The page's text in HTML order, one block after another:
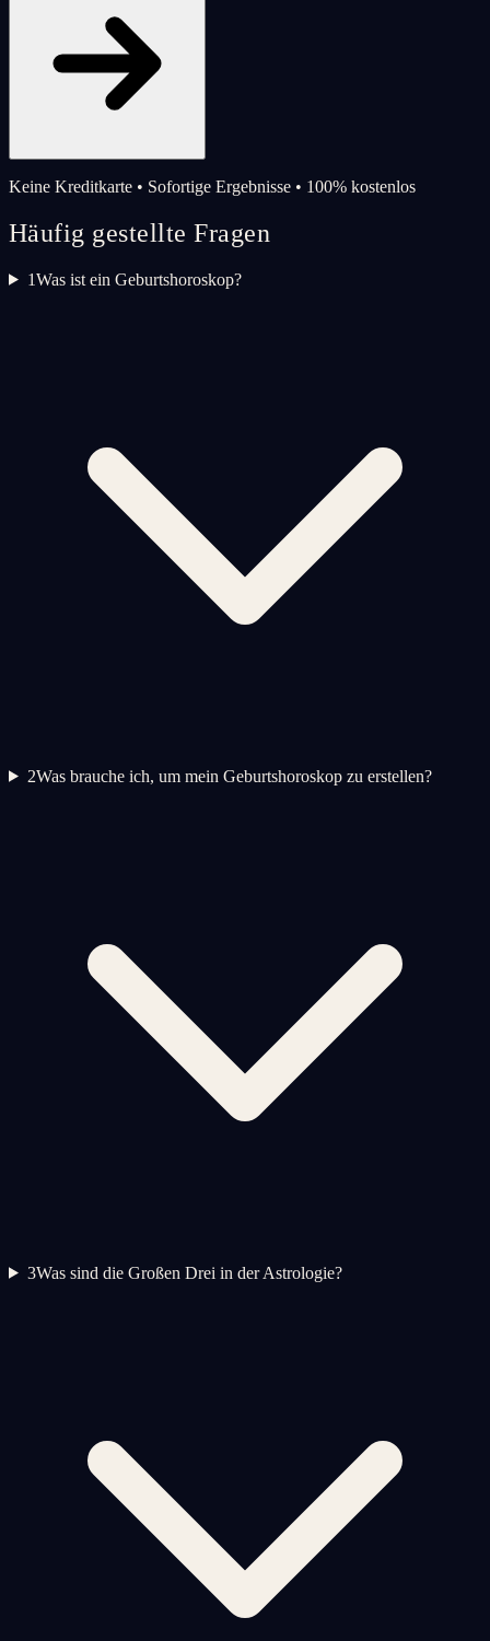
Keine Kreditkarte • Sofortige Ergebnisse • 100% kostenlos
Häufig gestellte Fragen
1Was ist ein Geburtshoroskop?
2Was brauche ich, um mein Geburtshoroskop zu erstellen?
3Was sind die Großen Drei in der Astrologie?